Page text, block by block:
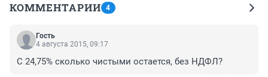
КОММЕНТАРИИ 4
Гость
4 августа 2015, 09:17
C 24,75% сколько чистыми остается, без НДФЛ?